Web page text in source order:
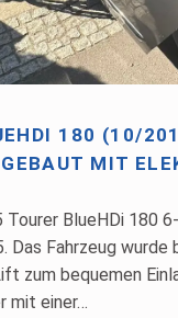
180 (10/
MIT
BlueHDi 180
Das Fahrzeug
zum bequemen
mit einer…